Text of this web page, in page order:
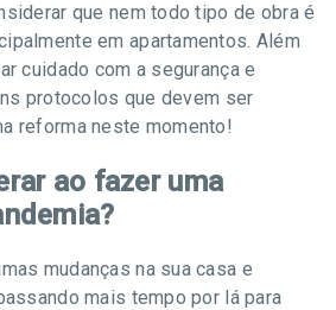
que nem todo tipo de obra é
em apartamentos. Além
cuidado com a segurança e
protocolos que devem ser
reforma neste momento!
ao fazer uma
mudanças na sua casa e
mais tempo por lá para